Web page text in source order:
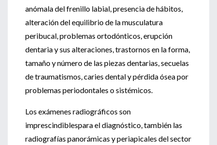
anómala del frenillo labial, presencia de hábitos,
alteración del equilibrio de la musculatura
peribucal, problemas ortodónticos, erupción
dentaria y sus alteraciones, trastornos en la forma,
tamaño y número de las piezas dentarias, secuelas
de traumatismos, caries dental y pérdida ósea por
problemas periodontales o sistémicos.
Los exámenes radiográficos son
imprescindiblespara el diagnóstico, también las
radiografías panorámicas y periapicales del sector